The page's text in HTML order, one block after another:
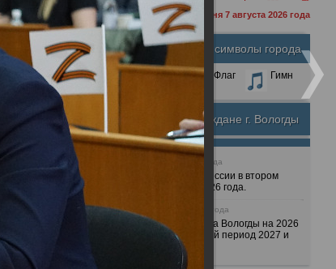
сегодня 7 августа 2026 года
Размер шрифта: А А
Официальные символы города
Герб Флаг Гимн
Почетные граждане г. Вологды
25 июня 2026 года
Очередные сессии в втором
полугодии 2026 года.
7 декабря 2025 года
Бюджет города Вологды на 2026
год и плановый период 2027 и
2028 годов.